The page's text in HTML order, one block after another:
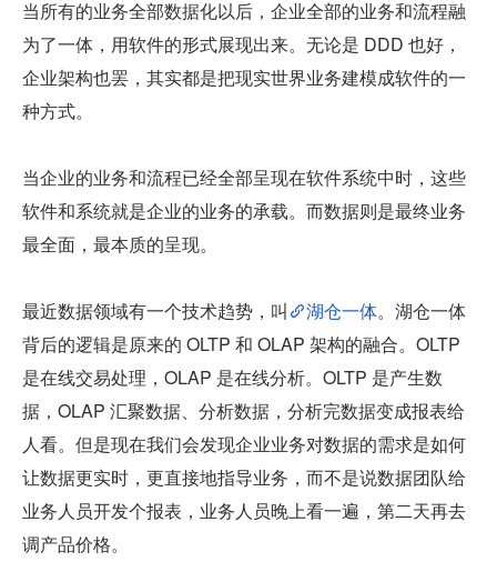
当所有的业务全部数据化以后，企业全部的业务和流程融
为了一体，用软件的形式展现出来。无论是 DDD 也好，
企业架构也罢，其实都是把现实世界业务建模成软件的一
种方式。
当企业的业务和流程已经全部呈现在软件系统中时，这些
软件和系统就是企业的业务的承载。而数据则是最终业务
最全面，最本质的呈现。
最近数据领域有一个技术趋势，叫 湖仓一体。湖仓一体
背后的逻辑是原来的 OLTP 和 OLAP 架构的融合。OLTP
是在线交易处理，OLAP 是在线分析。OLTP 是产生数
据，OLAP 汇聚数据、分析数据，分析完数据变成报表给
人看。但是现在我们会发现企业业务对数据的需求是如何
让数据更实时，更直接地指导业务，而不是说数据团队给
业务人员开发个报表，业务人员晚上看一遍，第二天再去
调产品价格。